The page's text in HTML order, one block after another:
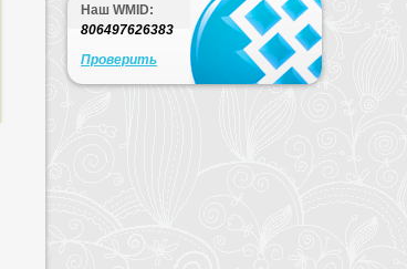
Наш WMID:
806497626383
Проверить